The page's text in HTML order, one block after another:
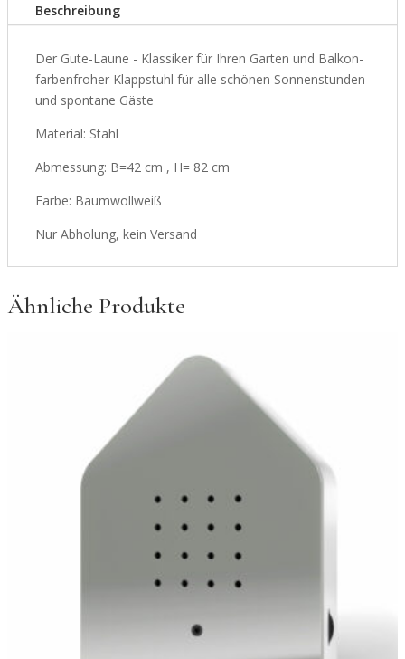
Abholung
Menge
Beschreibung
Der Gute-Laune - Klassiker für Ihren Garten und Balkon-
farbenfroher Klappstuhl für alle schönen Sonnenstunden
und spontane Gäste
Material: Stahl
Abmessung: B=42 cm , H= 82 cm
Farbe: Baumwollweiß
Nur Abholung, kein Versand
Ähnliche Produkte